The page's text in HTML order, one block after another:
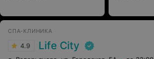
СПА-КЛИНИКА
4.9 Life City